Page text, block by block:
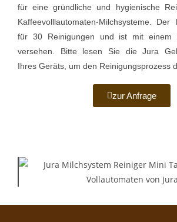
für eine gründliche und hygienische
Kaffeevolllautomaten-Milchsysteme.
für 30 Reinigungen und ist mit einem
versehen. Bitte lesen Sie die Jura
Ihres Geräts, um den Reinigungsprozess
zur Anfrage